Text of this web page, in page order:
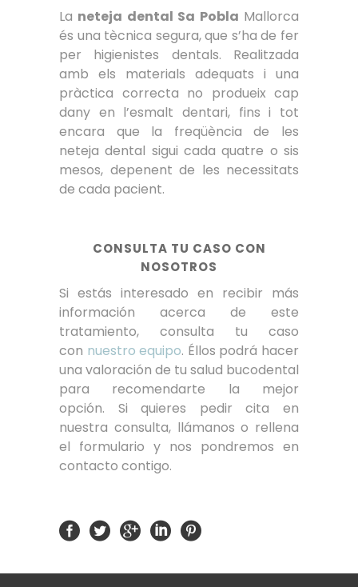
La neteja dental Sa Pobla Mallorca
és una tècnica segura, que s’ha de fer
per higienistes dentals. Realitzada
amb els materials adequats i una
pràctica correcta no produeix cap
dany en l’esmalt dentari, fins i tot
encara que la freqüència de les
neteja dental sigui cada quatre o sis
mesos, depenent de les necessitats
de cada pacient.
CONSULTA TU CASO CON
NOSOTROS
Si estás interesado en recibir más
información acerca de este
tratamiento, consulta tu caso
con nuestro equipo. Éllos podrá hacer
una valoración de tu salud bucodental
para recomendarte la mejor
opción. Si quieres pedir cita en
nuestra consulta, llámanos o rellena
el formulario y nos pondremos en
contacto contigo.